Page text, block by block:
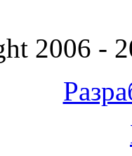
2006 -